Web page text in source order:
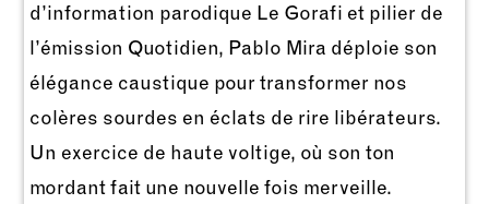
d’information parodique Le Gorafi et pilier de
l’émission Quotidien, Pablo Mira déploie son
élégance caustique pour transformer nos
colères sourdes en éclats de rire libérateurs.
Un exercice de haute voltige, où son ton
mordant fait une nouvelle fois merveille.